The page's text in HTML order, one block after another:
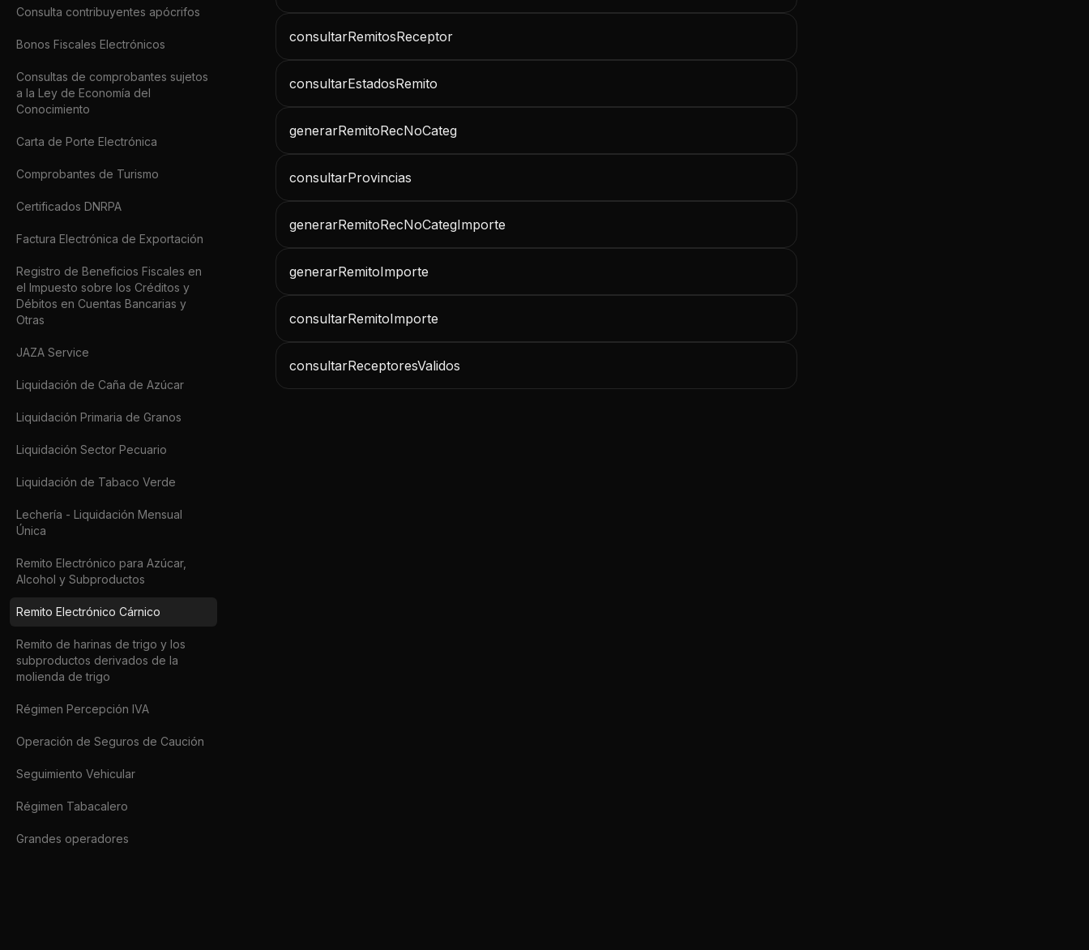
Consulta contribuyentes apócrifos
Bonos Fiscales Electrónicos
Consultas de comprobantes sujetos
a la Ley de Economía del
Conocimiento
Carta de Porte Electrónica
Comprobantes de Turismo
Certificados DNRPA
Factura Electrónica de Exportación
Registro de Beneficios Fiscales en
el Impuesto sobre los Créditos y
Débitos en Cuentas Bancarias y
Otras
JAZA Service
Liquidación de Caña de Azúcar
Liquidación Primaria de Granos
Liquidación Sector Pecuario
Liquidación de Tabaco Verde
Lechería - Liquidación Mensual
Única
Remito Electrónico para Azúcar,
Alcohol y Subproductos
Remito Electrónico Cárnico
Remito de harinas de trigo y los
subproductos derivados de la
molienda de trigo
Régimen Percepción IVA
Operación de Seguros de Caución
Seguimiento Vehicular
Régimen Tabacalero
Grandes operadores
consultarRemitosReceptor
consultarEstadosRemito
generarRemitoRecNoCateg
consultarProvincias
generarRemitoRecNoCategImporte
generarRemitoImporte
consultarRemitoImporte
consultarReceptoresValidos